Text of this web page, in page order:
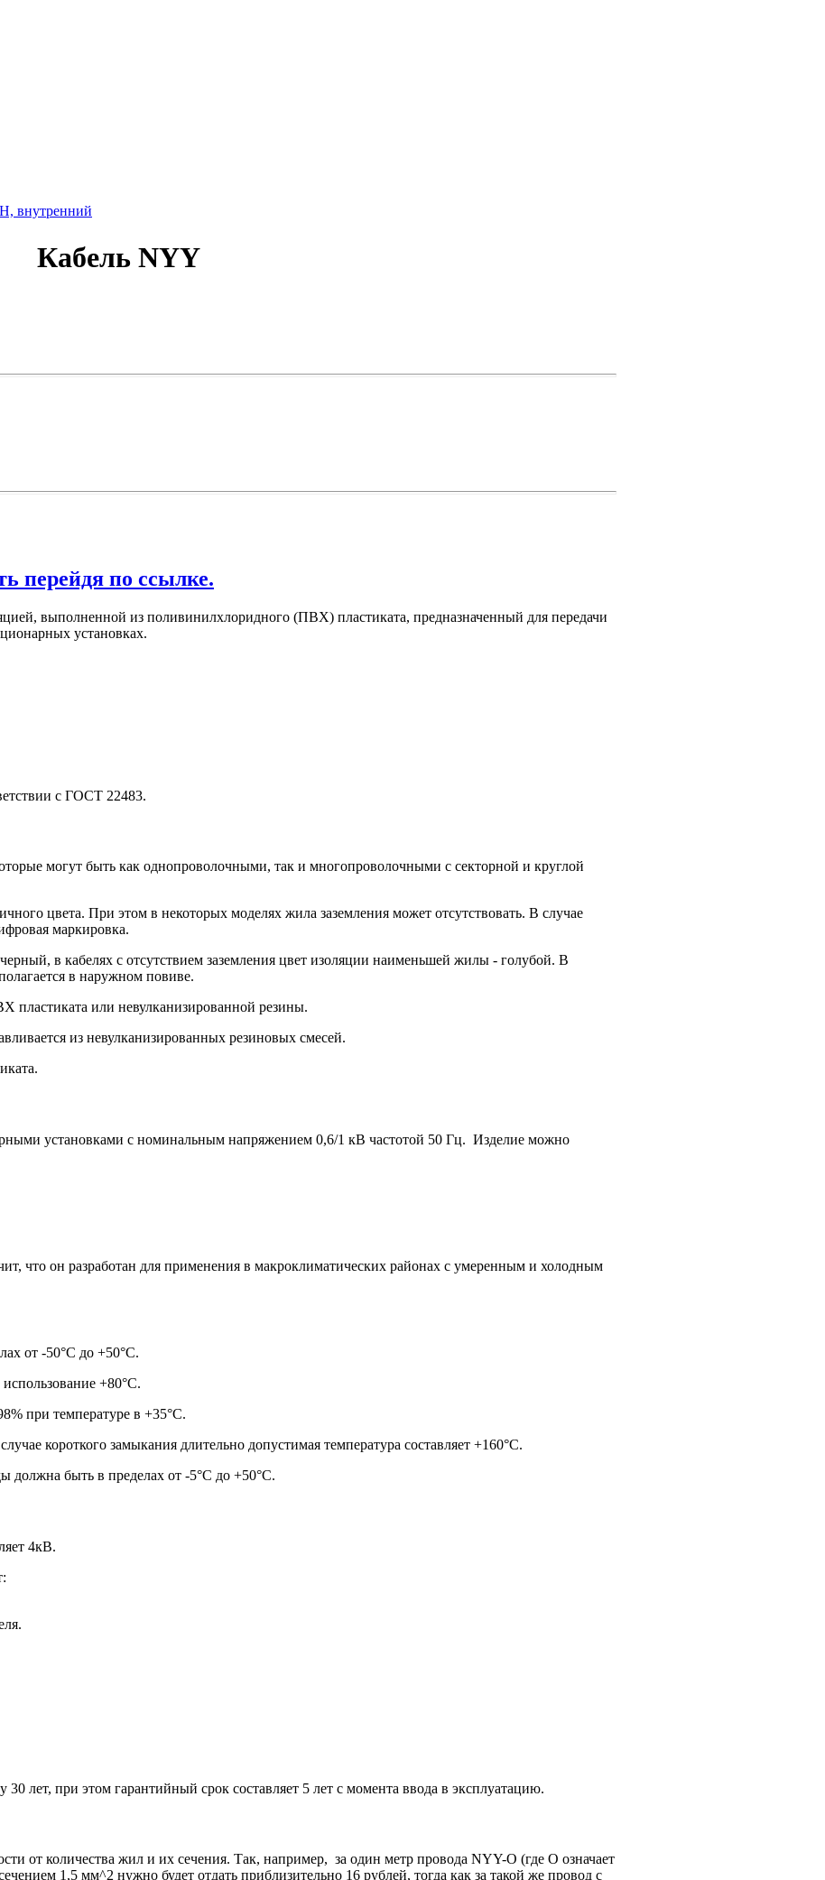
внутренний
Кабель NYY
перейдя по ссылке.
выполненной из поливинилхлоридного (ПВХ) пластиката, предназначенный для передачи
установках.
с ГОСТ 22483.
могут быть как однопроволочными, так и многопроволочными с секторной и круглой
цвета. При этом в некоторых моделях жила заземления может отсутствовать. В случае
маркировка.
в кабелях с отсутствием заземления цвет изоляции наименьшей жилы - голубой. В
в наружном повиве.
или невулканизированной резины.
из невулканизированных резиновых смесей.
установками с номинальным напряжением 0,6/1 кВ частотой 50 Гц. Изделие можно
что он разработан для применения в макроклиматических районах с умеренным и холодным
от -50°С до +50°С.
+80°С.
при температуре в +35°С.
короткого замыкания длительно допустимая температура составляет +160°С.
должна быть в пределах от -5°С до +50°С.
4кВ.
лет, при этом гарантийный срок составляет 5 лет с момента ввода в эксплуатацию.
от количества жил и их сечения. Так, например, за один метр провода NYY-O (где О означает
1,5 мм^2 нужно будет отдать приблизительно 16 рублей, тогда как за такой же провод с